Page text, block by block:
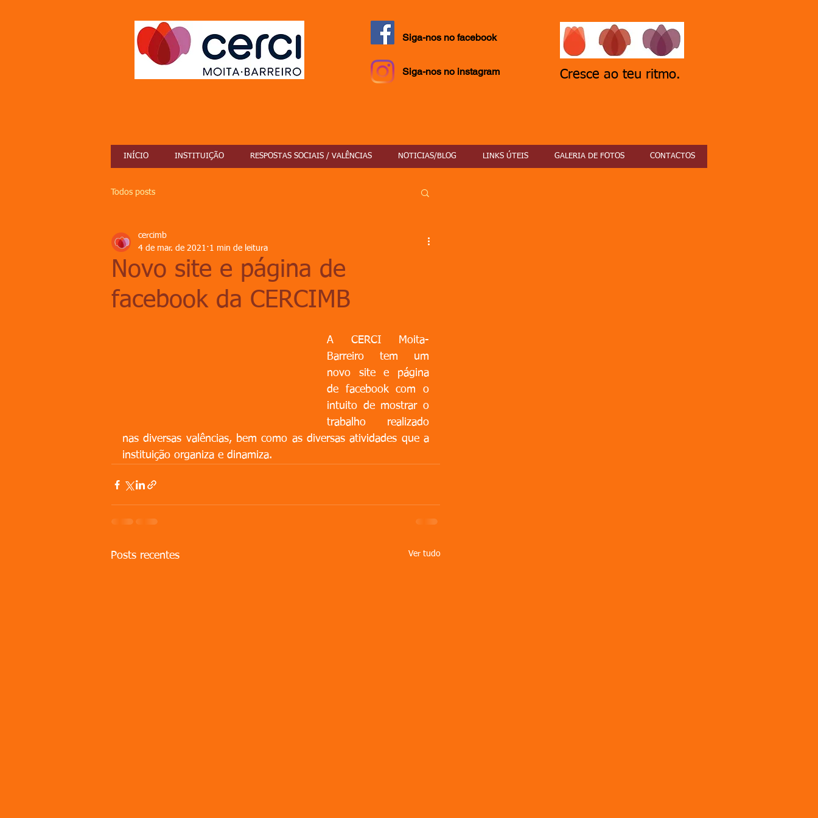
Siga-nos no facebook
Siga-nos no instagram Cresce ao teu ritmo.
INÍCIO INSTITUIÇÃO RESPOSTAS SOCIAIS / VALÊNCIAS NOTICIAS/BLOG LINKS ÚTEIS GALERIA DE FOTOS CONTACTOS
Todos posts
Novo site e página de
facebook da CERCIMB
cercimb
4 de mar. de 2021 1 min de leitura
A CERCI Moita-
Barreiro tem um
novo site e página
de facebook com o
intuito de mostrar o
trabalho realizado
nas diversas valências, bem como as diversas atividades que a
instituição organiza e dinamiza.
Posts recentes Ver tudo